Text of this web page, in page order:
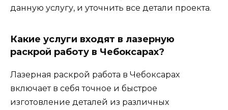
данную услугу, и уточнить все детали проекта.
Какие услуги входят в лазерную
раскрой работу в Чебоксарах?
Лазерная раскрой работа в Чебоксарах
включает в себя точное и быстрое
изготовление деталей из различных